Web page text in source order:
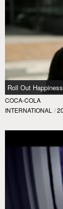
Roll Out Happiness
COCA-COLA
INTERNATIONAL /